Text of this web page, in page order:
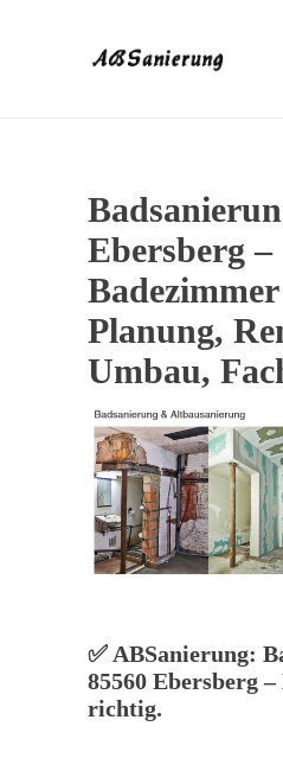
Ebersberg –
Planung,
Umbau,
✅ ABSanierung:
85560 Ebersberg
richtig.